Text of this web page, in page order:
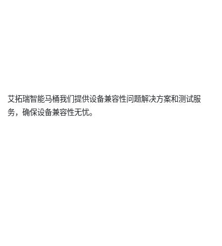
艾拓瑞智能马桶我们提供设备兼容性问题解决方案和测试服
务，确保设备兼容性无忧。